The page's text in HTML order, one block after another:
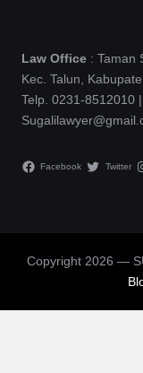
Law Office : Taman
Kec. Talun,
Telp. 0231-8512010
Facebook Twitter
Copyright 2026 —